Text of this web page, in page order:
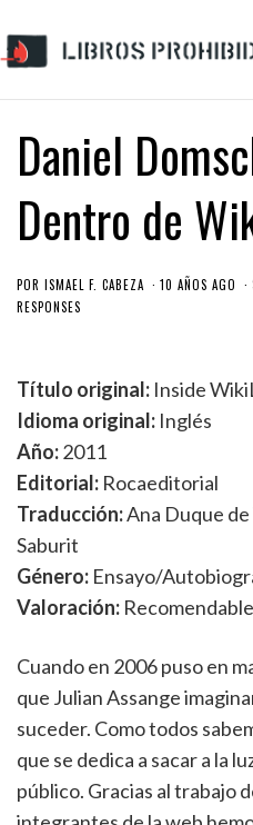
Daniel
Dentro de
POR ISMAEL F. CABEZA 10 AÑOS AGO
RESPONSES
Título original: Inside
Idioma original: Inglés
Año:2011
Editorial: Rocaeditorial
Traducción:Ana Duque
Saburit
Género: Ensayo/
Valoración: Recomendable
Cuando en 2006 puso en
que Julian Assange
suceder. Como todos
que se dedica a sacar a la
público. Gracias al trabajo